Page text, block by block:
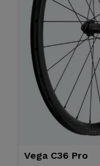
Vega C36 Pro